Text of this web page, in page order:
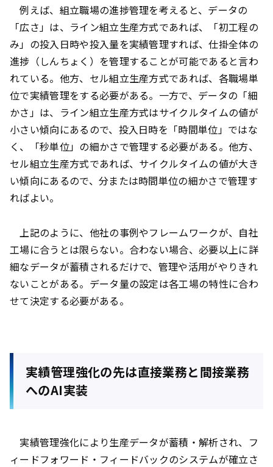
例えば、組立職場の進捗管理を考えると、データの
「広さ」は、ライン組立生産方式であれば、「初工程の
み」の投入日時や投入量を実績管理すれば、仕掛全体の
進捗（しんちょく）を管理することが可能であると言わ
れている。他方、セル組立生産方式であれば、各職場単
位で実績管理をする必要がある。一方で、データの「細
かさ」は、ライン組立生産方式はサイクルタイムの値が
小さい傾向にあるので、投入日時を「時間単位」ではな
く、「秒単位」の細かさで管理する必要がある。他方、
セル組立生産方式であれば、サイクルタイムの値が大き
い傾向にあるので、分または時間単位の細かさで管理す
ればよい。
上記のように、他社の事例やフレームワークが、自社
工場に合うとは限らない。合わない場合、必要以上に詳
細なデータが蓄積されるだけで、管理や活用がやりきれ
ないことがある。データ量の設定は各工場の特性に合わ
せて決定する必要がある。
実績管理強化の先は直接業務と間接業務
へのAI実装
実績管理強化により生産データが蓄積・解析され、フ
ィードフォワード・フィードバックのシステムが確立さ